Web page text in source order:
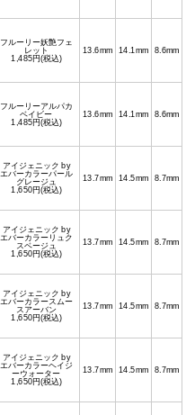
フルーリー妖艶フェ
レット
1,485円(税込)
13.6mm 14.1mm 8.6mm
フルーリーアルパカ
ベイビー
1,485円(税込)
13.6mm 14.1mm 8.6mm
アイジェニック by
エバーカラーパール
グレージュ
1,650円(税込)
13.7mm 14.5mm 8.7mm
アイジェニック by
エバーカラーリュク
スベージュ
1,650円(税込)
13.7mm 14.5mm 8.7mm
アイジェニック by
エバーカラースムー
スアーバン
1,650円(税込)
13.7mm 14.5mm 8.7mm
アイジェニック by
エバーカラーヘイジ
ーウォーター
1,650円(税込)
13.7mm 14.5mm 8.7mm